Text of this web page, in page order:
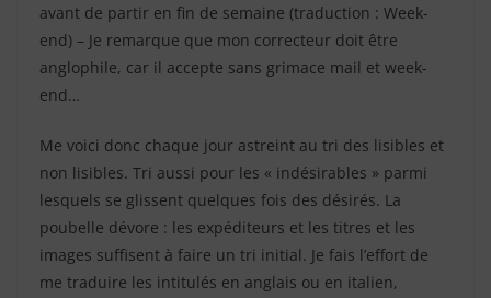
avant de partir en fin de semaine (traduction : Week-
end) – Je remarque que mon correcteur doit être
anglophile, car il accepte sans grimace mail et week-
end…
Me voici donc chaque jour astreint au tri des lisibles et
non lisibles. Tri aussi pour les « indésirables » parmi
lesquels se glissent quelques fois des désirés. La
poubelle dévore : les expéditeurs et les titres et les
images suffisent à faire un tri initial. Je fais l’effort de
me traduire les intitulés en anglais ou en italien,